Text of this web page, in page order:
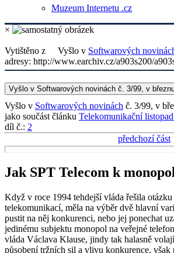
Muzeum Internetu .cz
×
Vyšlo v Softwarových
Vytištěno z
adresy: http://www.earchiv.cz/a903s200/
Vyšlo v Softwarových novinách č. 3/99, v
Vyšlo v Softwarových novinách č. 3/99, v
jako součást článku Telekomunikační
díl č.: 2
předchozí část
Jak SPT Telecom k
Když v roce 1994 tehdejší vláda řešila
telekomunikací, měla na výběr dvě hlavní
pustit na něj konkurenci, nebo jej ponechat
jedinému subjektu monopol na veřejné
vláda Václava Klause, jindy tak halasně
působení tržních sil a vlivu konkurence, však